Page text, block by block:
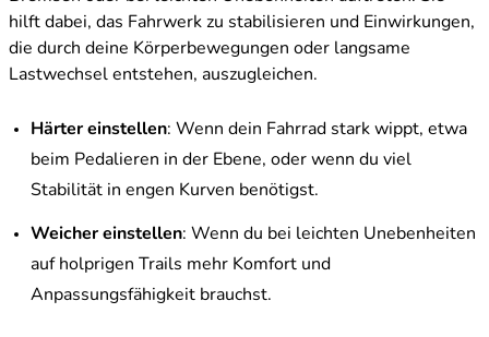
hilft dabei, das Fahrwerk zu stabilisieren und Einwirkungen,
die durch deine Körperbewegungen oder langsame
Lastwechsel entstehen, auszugleichen.
Härter einstellen: Wenn dein Fahrrad stark wippt, etwa
beim Pedalieren in der Ebene, oder wenn du viel
Stabilität in engen Kurven benötigst.
Weicher einstellen: Wenn du bei leichten Unebenheiten
auf holprigen Trails mehr Komfort und
Anpassungsfähigkeit brauchst.